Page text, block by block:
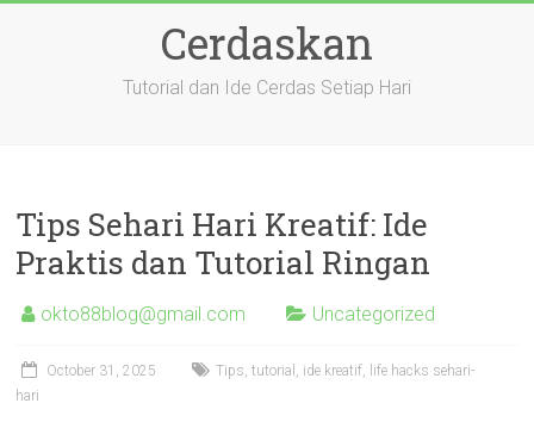
Cerdaskan
Tutorial dan Ide Cerdas Setiap Hari
Tips Sehari Hari Kreatif: Ide
Praktis dan Tutorial Ringan
okto88blog@gmail.com Uncategorized
October 31, 2025
Tips, tutorial, ide kreatif, life hacks sehari-
hari